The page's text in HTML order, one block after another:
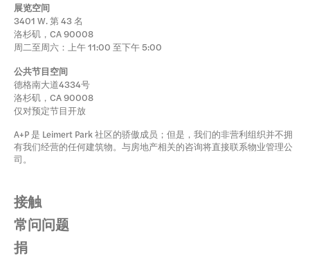
展览空间
3401 W. 第 43 名
洛杉矶，CA 90008
周二至周六：上午 11:00 至下午 5:00
公共节目空间
德格南大道4334号
洛杉矶，CA 90008
仅对预定节目开放
A+P 是 Leimert Park 社区的骄傲成员；但是，我们的非营利组织并不拥
有我们经营的任何建筑物。与房地产相关的咨询将直接联系物业管理公
司。
接触
常问问题
捐